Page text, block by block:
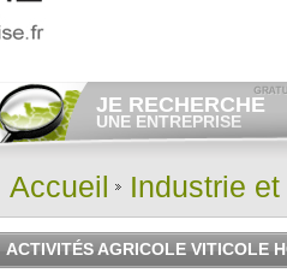
JE RECHERCHE
UNE ENTREPRISE
Consulter gratuitementles
vendre.
Et/ou déposergratuitement
RECHERCHER UNE
ANNONCE
Accueil Industrie
ACTIVITÉS AGRICOLE VITICOLE